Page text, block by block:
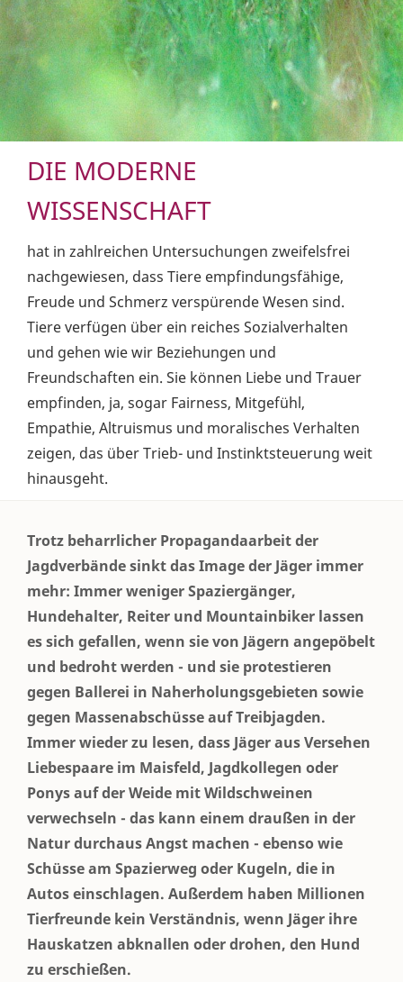
DIE MODERNE
WISSENSCHAFT
hat in zahlreichen Untersuchungen zweifelsfrei
nachgewiesen, dass Tiere empfindungsfähige,
Freude und Schmerz verspürende Wesen sind.
Tiere verfügen über ein reiches Sozialverhalten
und gehen wie wir Beziehungen und
Freundschaften ein. Sie können Liebe und Trauer
empfinden, ja, sogar Fairness, Mitgefühl,
Empathie, Altruismus und moralisches Verhalten
zeigen, das über Trieb- und Instinktsteuerung weit
hinausgeht.
Trotz beharrlicher Propagandaarbeit der
Jagdverbände sinkt das Image der Jäger immer
mehr: Immer weniger Spaziergänger,
Hundehalter, Reiter und Mountainbiker lassen
es sich gefallen, wenn sie von Jägern angepöbelt
und bedroht werden - und sie protestieren
gegen Ballerei in Naherholungsgebieten sowie
gegen Massenabschüsse auf Treibjagden.
Immer wieder zu lesen, dass Jäger aus Versehen
Liebespaare im Maisfeld, Jagdkollegen oder
Ponys auf der Weide mit Wildschweinen
verwechseln - das kann einem draußen in der
Natur durchaus Angst machen - ebenso wie
Schüsse am Spazierweg oder Kugeln, die in
Autos einschlagen. Außerdem haben Millionen
Tierfreunde kein Verständnis, wenn Jäger ihre
Hauskatzen abknallen oder drohen, den Hund
zu erschießen.